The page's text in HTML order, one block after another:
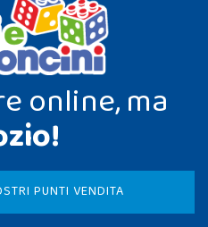
online, ma
PUNTI VENDITA